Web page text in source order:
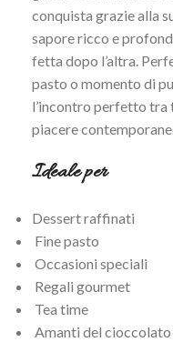
conquista grazie alla
sapore ricco e
fetta dopo l’altra.
pasto o momento di
l’incontro perfetto tra
piacere
Ideale per
Dessert raffinati
Fine pasto
Occasioni speciali
Regali gourmet
Tea time
Amanti del cioccolato